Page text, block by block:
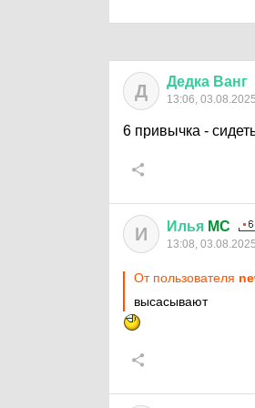
Д Дедка Ванг
13:06, 03.08.2025
6 привычка -
И Илья MC
13:08, 03.08.2025
От пользователя
высасывают